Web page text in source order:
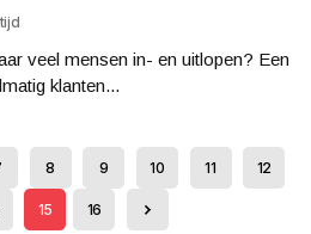
veel mensen in- en uitlopen? Een
klanten...
8 9 10 11 12
15 16